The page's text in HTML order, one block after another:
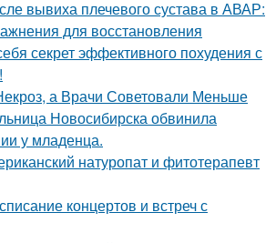
вывиха плечевого сустава в АВАР:
для восстановления
секрет эффективного похудения с
а Врачи Советовали Меньше
Новосибирска обвинила
у младенца.
натуропат и фитотерапевт
концертов и встреч с